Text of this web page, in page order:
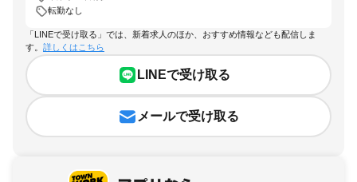
転勤なし
「LINEで受け取る」では、新着求人のほか、おすすめ情報なども配信しま
す。 詳しくはこちら
LINEで受け取る
メールで受け取る